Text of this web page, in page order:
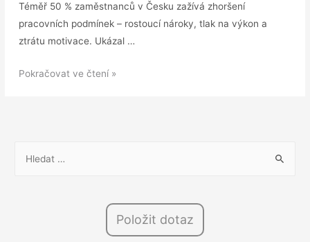
Téměř 50 % zaměstnanců v Česku zažívá zhoršení
pracovních podmínek – rostoucí nároky, tlak na výkon a
ztrátu motivace. Ukázal …
Polovina
podmínek
Pokračovat ve čtení »
Položit dotaz